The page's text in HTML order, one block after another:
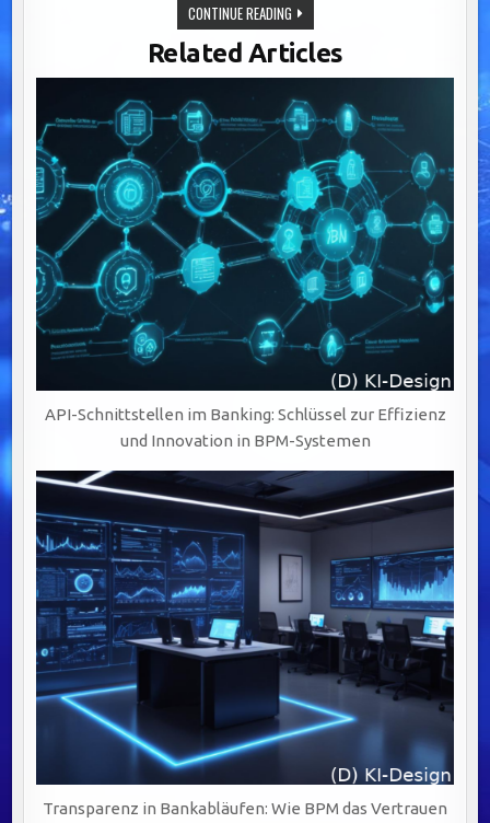
CONTINUE READINGERFOLGREICHE
DATENMIGRATION
IM
FINANZSEKTOR:
STRATEGIEN
UND
HERAUSFORDERUNGEN
MEISTERN
Related Articles
API-Schnittstellen im Banking: Schlüssel zur Effizienz
und Innovation in BPM-Systemen
Transparenz in Bankabläufen: Wie BPM das Vertrauen